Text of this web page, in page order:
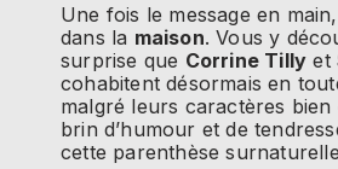
Une fois le message en
dans la maison. Vous y
surprise que Corrine Tilly et
cohabitent désormais en
malgré leurs caractères
brin d’humour et de
cette parenthèse